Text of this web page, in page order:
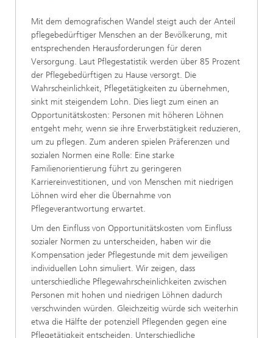
Mit dem demografischen Wandel steigt auch der Anteil
pflegebedürftiger Menschen an der Bevölkerung, mit
entsprechenden Herausforderungen für deren
Versorgung. Laut Pflegestatistik werden über 85 Prozent
der Pflegebedürftigen zu Hause versorgt. Die
Wahrscheinlichkeit, Pflegetätigkeiten zu übernehmen,
sinkt mit steigendem Lohn. Dies liegt zum einen an
Opportunitätskosten: Personen mit höheren Löhnen
entgeht mehr, wenn sie ihre Erwerbstätigkeit reduzieren,
um zu pflegen. Zum anderen spielen Präferenzen und
sozialen Normen eine Rolle: Eine starke
Familienorientierung führt zu geringeren
Karriereinvestitionen, und von Menschen mit niedrigen
Löhnen wird eher die Übernahme von
Pflegeverantwortung erwartet.
Um den Einfluss von Opportunitätskosten vom Einfluss
sozialer Normen zu unterscheiden, haben wir die
Kompensation jeder Pflegestunde mit dem jeweiligen
individuellen Lohn simuliert. Wir zeigen, dass
unterschiedliche Pflegewahrscheinlichkeiten zwischen
Personen mit hohen und niedrigen Löhnen dadurch
verschwinden würden. Gleichzeitig würde sich weiterhin
etwa die Hälfte der potenziell Pflegenden gegen eine
Pflegetätigkeit entscheiden. Unterschiedliche